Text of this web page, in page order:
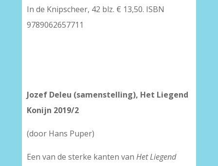
In de Knipscheer, 42 blz. € 13,50. ISBN
9789062657711
Jozef Deleu (samenstelling), Het Liegend
Konijn 2019/2
(door Hans Puper)
Een van de sterke kanten van Het Liegend